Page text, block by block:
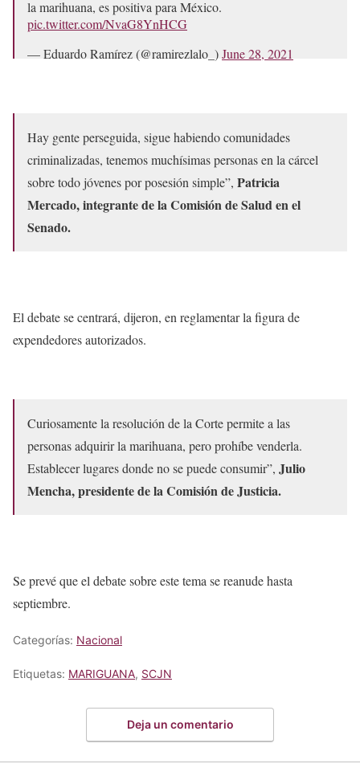
la marihuana, es positiva para México.
pic.twitter.com/NvaG8YnHCG
— Eduardo Ramírez (@ramirezlalo_)June 28, 2021
Hay gente perseguida, sigue habiendo comunidades
criminalizadas, tenemos muchísimas personas en la cárcel
sobre todo jóvenes por posesión simple”, Patricia
Mercado, integrante de la Comisión de Salud en el
Senado.
El debate se centrará, dijeron, en reglamentar la figura de
expendedores autorizados.
Curiosamente la resolución de la Corte permite a las
personas adquirir la marihuana, pero prohíbe venderla.
Establecer lugares donde no se puede consumir”, Julio
Mencha, presidente de la Comisión de Justicia.
Se prevé que el debate sobre este tema se reanude hasta
septiembre.
Categorías: Nacional
Etiquetas: MARIGUANA, SCJN
Deja un comentario